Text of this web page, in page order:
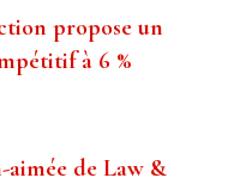
propose un
à 6 %
aimée de Law &